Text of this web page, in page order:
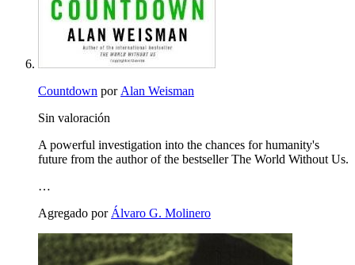
Countdown por Alan Weisman
Sin valoración
A powerful investigation into the chances for humanity's
future from the author of the bestseller The World Without Us.
…
Agregado por Álvaro G. Molinero